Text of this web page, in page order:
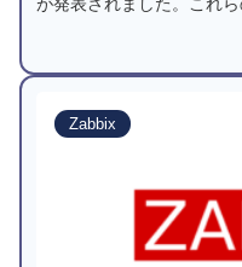
が発表されました。これ
Zabbix